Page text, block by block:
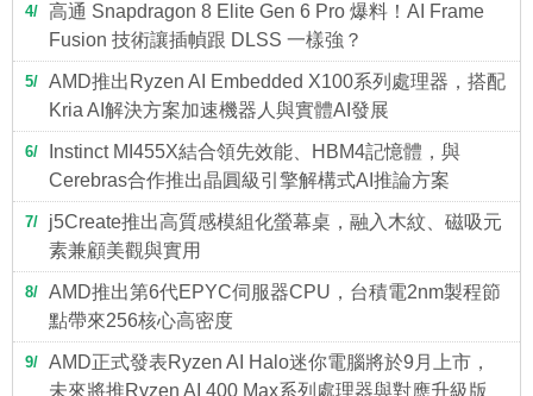
4
高通 Snapdragon 8 Elite Gen 6 Pro 爆料！AI Frame
Fusion 技術讓插幀跟 DLSS 一樣強？
5
AMD推出Ryzen AI Embedded X100系列處理器，搭配
Kria AI解決方案加速機器人與實體AI發展
6
Instinct MI455X結合領先效能、HBM4記憶體，與
Cerebras合作推出晶圓級引擎解構式AI推論方案
7
j5Create推出高質感模組化螢幕桌，融入木紋、磁吸元
素兼顧美觀與實用
8
AMD推出第6代EPYC伺服器CPU，台積電2nm製程節
點帶來256核心高密度
9
AMD正式發表Ryzen AI Halo迷你電腦將於9月上市，
未來將推Ryzen AI 400 Max系列處理器與對應升級版